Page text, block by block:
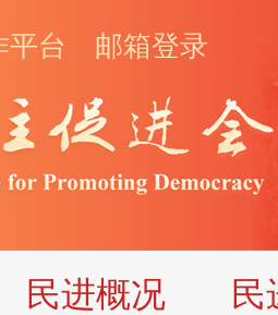
平台 邮箱登录
民进概况
民